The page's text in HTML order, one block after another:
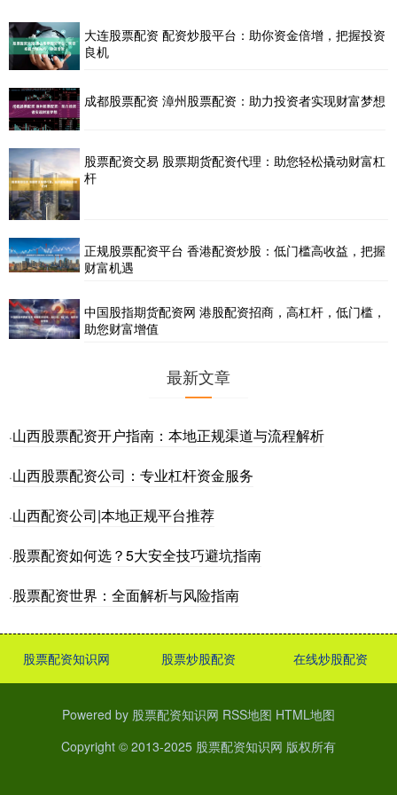
大连股票配资 配资炒股平台：助你资金倍增，把握投资
良机
成都股票配资 漳州股票配资：助力投资者实现财富梦想
股票配资交易 股票期货配资代理：助您轻松撬动财富杠
杆
正规股票配资平台 香港配资炒股：低门槛高收益，把握
财富机遇
中国股指期货配资网 港股配资招商，高杠杆，低门槛，
助您财富增值
最新文章
·山西股票配资开户指南：本地正规渠道与流程解析
·山西股票配资公司：专业杠杆资金服务
·山西配资公司|本地正规平台推荐
·股票配资如何选？5大安全技巧避坑指南
·股票配资世界：全面解析与风险指南
股票配资知识网 股票炒股配资 在线炒股配资
Powered by 股票配资知识网 RSS地图 HTML地图
Copyright © 2013-2025 股票配资知识网 版权所有